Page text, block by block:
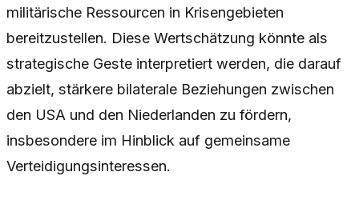
militärische Ressourcen in Krisengebieten
bereitzustellen. Diese Wertschätzung könnte als
strategische Geste interpretiert werden, die darauf
abzielt, stärkere bilaterale Beziehungen zwischen
den USA und den Niederlanden zu fördern,
insbesondere im Hinblick auf gemeinsame
Verteidigungsinteressen.